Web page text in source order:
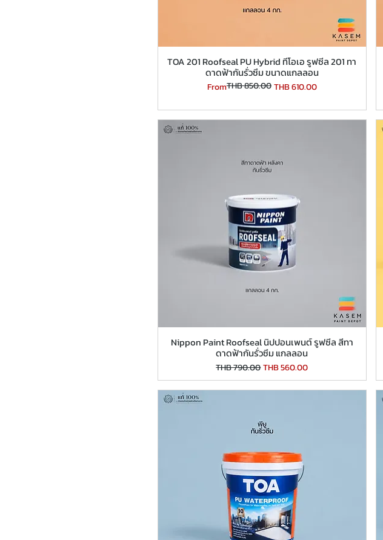
TOA 201 Roofseal PU Hybrid ทีโอเอ รูฟซีล 201 ทา
ดาดฟ้ากันรั่วซึม ขนาดแกลลอน
From
Regular Price
THB 850.00THB 610.00
Sale Price
Nippon Paint Roofseal นิปปอนเพนต์ รูฟซีล สีทา
ดาดฟ้ากันรั่วซึม แกลลอน
Regular Price
THB 790.00Sale Price
THB 560.00